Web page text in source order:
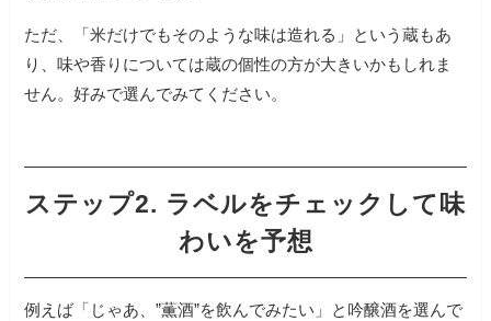
ただ、「米だけでもそのような味は造れる」という蔵もあ
り、味や香りについては蔵の個性の方が大きいかもしれま
せん。好みで選んでみてください。
ステップ2. ラベルをチェックして味
わいを予想
例えば「じゃあ、”薫酒”を飲んでみたい」と吟醸酒を選んで